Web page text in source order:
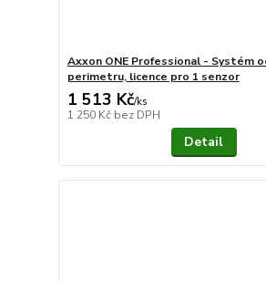
Axxon ONE Professional - Systém
perimetru, licence pro 1 senzor
1 513 Kč/ks
1 250 Kč bez DPH
Detail